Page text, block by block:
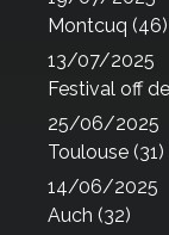
Montcuq (46)
13/07/2025
Festival off
25/06/2025
Toulouse (31)
14/06/2025
Auch (32)